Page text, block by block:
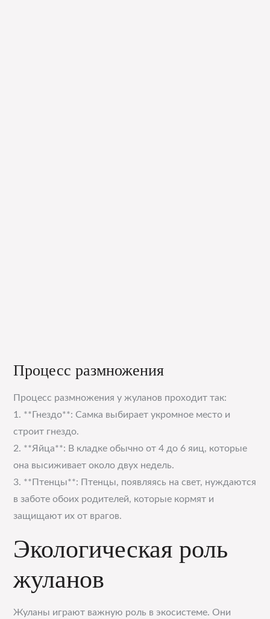
Процесс размножения
Процесс размножения у жуланов проходит так:
1. **Гнездо**: Самка выбирает укромное место и
строит гнездо.
2. **Яйца**: В кладке обычно от 4 до 6 яиц, которые
она высиживает около двух недель.
3. **Птенцы**: Птенцы, появляясь на свет, нуждаются
в заботе обоих родителей, которые кормят и
защищают их от врагов.
Экологическая роль
жуланов
Жуланы играют важную роль в экосистеме. Они